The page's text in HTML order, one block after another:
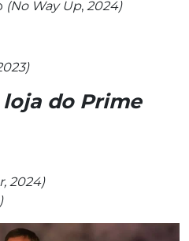
(No Way Up, 2024)
do Prime
2024)